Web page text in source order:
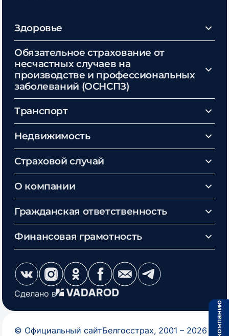
Здоровье
Обязательное страхование от
несчастных случаев на
производстве и профессиональных
заболеваний (ОСНСПЗ)
Транспорт
Недвижимость
Страховой случай
О компании
Гражданская ответственность
Финансовая грамотность
Сделано в
© Официальный сайтБелгосстрах, 2001 – 2026